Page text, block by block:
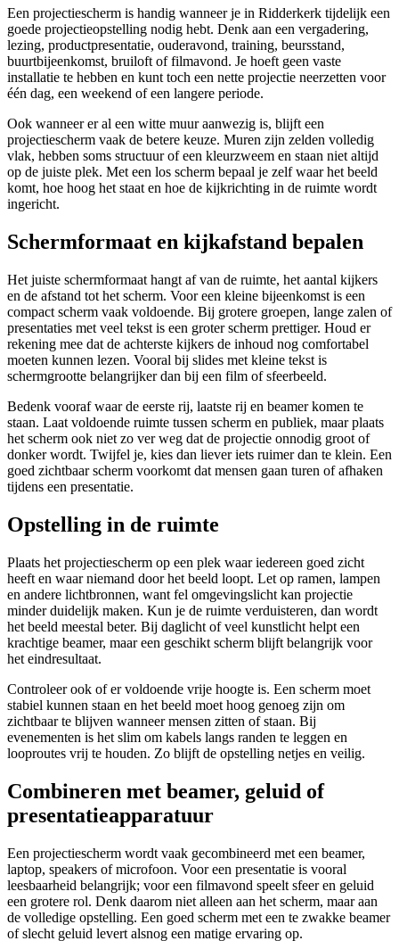
Een projectiescherm is handig wanneer je in Ridderkerk tijdelijk een
goede projectieopstelling nodig hebt. Denk aan een vergadering,
lezing, productpresentatie, ouderavond, training, beursstand,
buurtbijeenkomst, bruiloft of filmavond. Je hoeft geen vaste
installatie te hebben en kunt toch een nette projectie neerzetten voor
één dag, een weekend of een langere periode.
Ook wanneer er al een witte muur aanwezig is, blijft een
projectiescherm vaak de betere keuze. Muren zijn zelden volledig
vlak, hebben soms structuur of een kleurzweem en staan niet altijd
op de juiste plek. Met een los scherm bepaal je zelf waar het beeld
komt, hoe hoog het staat en hoe de kijkrichting in de ruimte wordt
ingericht.
Schermformaat en kijkafstand bepalen
Het juiste schermformaat hangt af van de ruimte, het aantal kijkers
en de afstand tot het scherm. Voor een kleine bijeenkomst is een
compact scherm vaak voldoende. Bij grotere groepen, lange zalen of
presentaties met veel tekst is een groter scherm prettiger. Houd er
rekening mee dat de achterste kijkers de inhoud nog comfortabel
moeten kunnen lezen. Vooral bij slides met kleine tekst is
schermgrootte belangrijker dan bij een film of sfeerbeeld.
Bedenk vooraf waar de eerste rij, laatste rij en beamer komen te
staan. Laat voldoende ruimte tussen scherm en publiek, maar plaats
het scherm ook niet zo ver weg dat de projectie onnodig groot of
donker wordt. Twijfel je, kies dan liever iets ruimer dan te klein. Een
goed zichtbaar scherm voorkomt dat mensen gaan turen of afhaken
tijdens een presentatie.
Opstelling in de ruimte
Plaats het projectiescherm op een plek waar iedereen goed zicht
heeft en waar niemand door het beeld loopt. Let op ramen, lampen
en andere lichtbronnen, want fel omgevingslicht kan projectie
minder duidelijk maken. Kun je de ruimte verduisteren, dan wordt
het beeld meestal beter. Bij daglicht of veel kunstlicht helpt een
krachtige beamer, maar een geschikt scherm blijft belangrijk voor
het eindresultaat.
Controleer ook of er voldoende vrije hoogte is. Een scherm moet
stabiel kunnen staan en het beeld moet hoog genoeg zijn om
zichtbaar te blijven wanneer mensen zitten of staan. Bij
evenementen is het slim om kabels langs randen te leggen en
looproutes vrij te houden. Zo blijft de opstelling netjes en veilig.
Combineren met beamer, geluid of
presentatieapparatuur
Een projectiescherm wordt vaak gecombineerd met een beamer,
laptop, speakers of microfoon. Voor een presentatie is vooral
leesbaarheid belangrijk; voor een filmavond speelt sfeer en geluid
een grotere rol. Denk daarom niet alleen aan het scherm, maar aan
de volledige opstelling. Een goed scherm met een te zwakke beamer
of slecht geluid levert alsnog een matige ervaring op.